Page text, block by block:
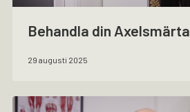
Behandla din Axelsmärta
29 augusti 2025